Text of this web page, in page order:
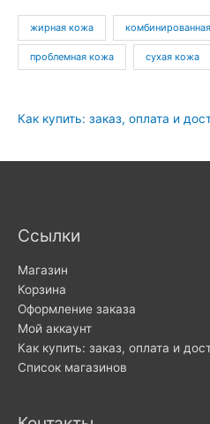
жирная кожа
проблемная кожа сухая кожа
Как купить: заказ, оплата и
Ссылки
Магазин
Корзина
Оформление заказа
Мой аккаунт
Как купить: заказ, оплата и
Список магазинов